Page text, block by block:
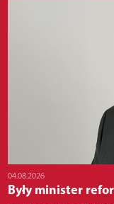
04.08.2026
Były minister